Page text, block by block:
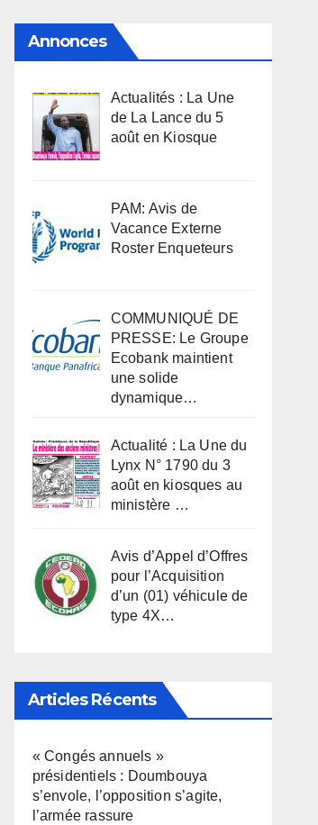
Annonces
Actualités : La Une
de La Lance du 5
août en Kiosque
PAM: Avis de
Vacance Externe
Roster Enqueteurs
COMMUNIQUÉ DE
PRESSE: Le Groupe
Ecobank maintient
une solide
dynamique…
Actualité : La Une du
Lynx N° 1790 du 3
août en kiosques au
ministère …
Avis d’Appel d’Offres
pour l’Acquisition
d’un (01) véhicule de
type 4X…
Articles Récents
« Congés annuels »
présidentiels : Doumbouya
s’envole, l’opposition s’agite,
l’armée rassure